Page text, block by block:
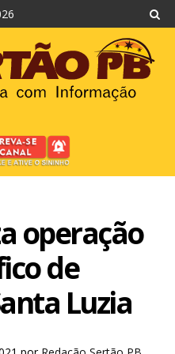
operação
de
Luzia